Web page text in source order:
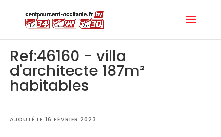
Ref:46160 - villa
d'architecte 187m²
habitables
AJOUTÉ LE 16 FÉVRIER 2023